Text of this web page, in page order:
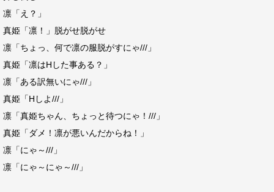
凛「え？」
真姫「凛！」脱がせ脱がせ
凛「ちょっ、何で凛の服脱がすにゃ///」
真姫「凛はHした事ある？」
凛「ある訳無いにゃ///」
真姫「Hしよ///」
凛「真姫ちゃん、ちょっと待つにゃ！///」
真姫「ダメ！凛が悪いんだからね！」
凛「にゃ～///」
凛「にゃ～にゃ～///」